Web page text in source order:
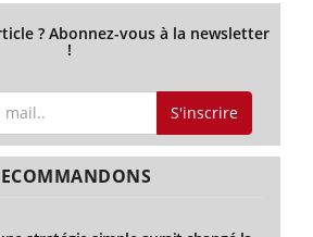
? Abonnez-vous à la newsletter
!
S'inscrire